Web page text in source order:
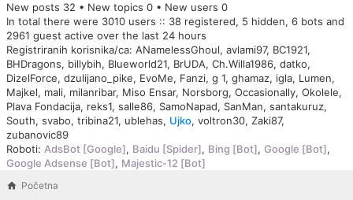
New posts 32 • New topics 0 • New users 0
In total there were 3010 users :: 38 registered, 5 hidden, 6 bots and
2961 guest active over the last 24 hours
Registriranih korisnika/ca: ANamelessGhoul, avlami97, BC1921,
BHDragons, billybih, Blueworld21, BrUDA, Ch.Willa1986, datko,
DizelForce, dzulijano_pike, EvoMe, Fanzi, g 1, ghamaz, igla, Lumen,
Majkel, mali, milanribar, Miso Ensar, Norsborg, Occasionally, Okolele,
Plava Fondacija, reks1, salle86, SamoNapad, SanMan, santakuruz,
South, svabo, tribina21, ublehas, Ujko, voltron30, Zaki87,
zubanovic89
Roboti: AdsBot [Google], Baidu [Spider], Bing [Bot], Google [Bot],
Google Adsense [Bot], Majestic-12 [Bot]
Početna